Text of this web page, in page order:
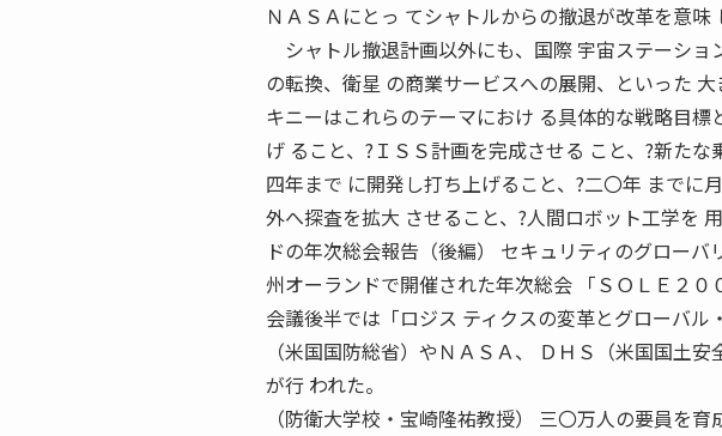
ＮＡＳＡにとっ てシャトルからの撤退が改革を意味
シャトル撤退計画以外にも、国際 宇宙ステーシ
の転換、衛星 の商業サービスへの展開、といった 大
キニーはこれらのテーマにおけ る具体的な戦略目
げ ること、?ＩＳＳ計画を完成させる こと、?新た
四年まで に開発し打ち上げること、?二〇年 までに
外へ探査を拡大 させること、?人間ロボット工学を
ドの年次総会報告（後編） セキュリティのグロー
州オーランドで開催された年次総会 「ＳＯＬＥ２０
会議後半では「ロジス ティクスの変革とグローバ
（米国国防総省）やＮＡＳＡ、 ＤＨＳ（米国国土
が行 われた。
（防衛大学校・宝崎隆祐教授） 三〇万人の要員を